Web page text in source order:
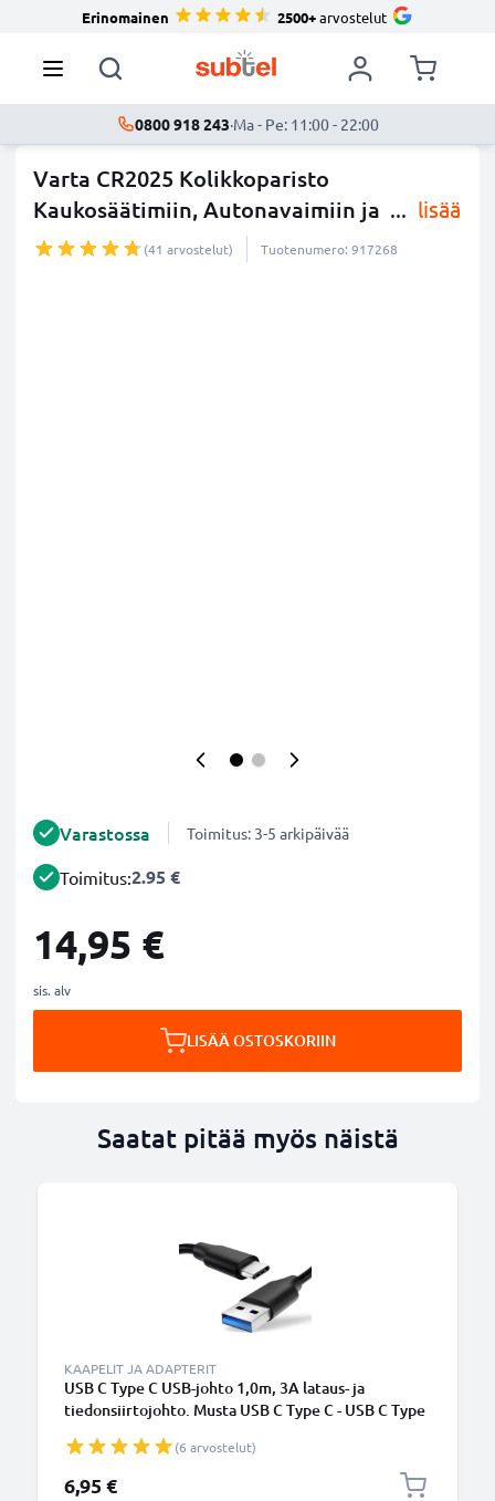
Erinomainen 2500+arvostelut
0800 918 243·Ma - Pe: 11:00 - 22:00
Varta CR2025 Kolikkoparisto
Kaukosäätimiin, Autonavaimiin ja ... lisää
(41 arvostelut) Tuotenumero: 917268
Varastossa Toimitus: 3-5 arkipäivää
Toimitus:2.95 €
14,95 €
sis. alv
LISÄÄ OSTOSKORIIN
Saatat pitää myös näistä
KAAPELIT JA ADAPTERIT
USB C Type C USB-johto 1,0m, 3A lataus- ja
tiedonsiirtojohto. Musta USB C Type C - USB C Type
(6 arvostelut)
6,95 €